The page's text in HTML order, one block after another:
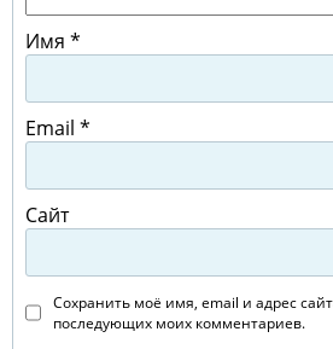
Имя *
Email *
Сайт
Сохранить моё имя, email и адрес
последующих моих комментариев.